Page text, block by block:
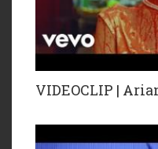
VIDEOCLIP |